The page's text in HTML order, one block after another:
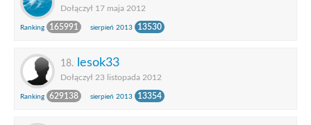
Dołączył 17 maja 2012
Ranking 165991 sierpień 2013 13530
18. lesok33
Dołączył 23 listopada 2012
Ranking 629138 sierpień 2013 13354